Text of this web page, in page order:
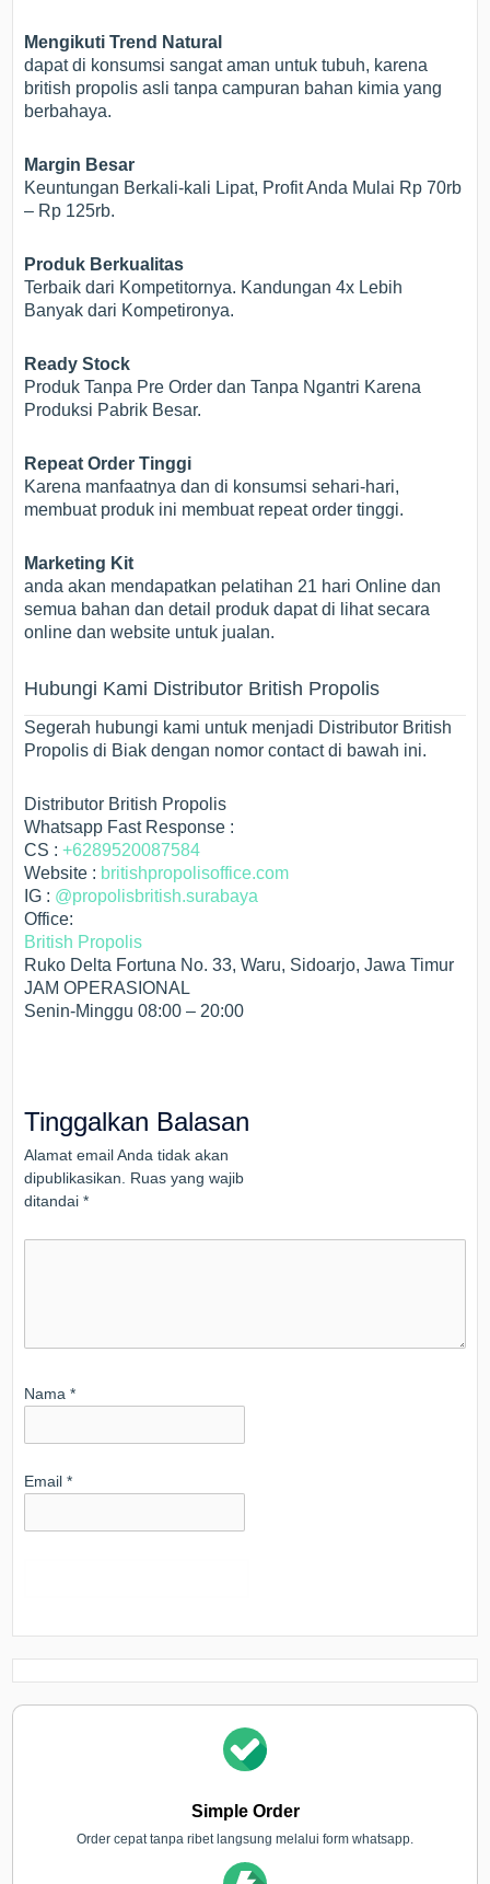
Mengikuti Trend Natural
dapat di konsumsi sangat aman untuk tubuh, karena
british propolis asli tanpa campuran bahan kimia yang
berbahaya.
Margin Besar
Keuntungan Berkali-kali Lipat, Profit Anda Mulai Rp 70rb
– Rp 125rb.
Produk Berkualitas
Terbaik dari Kompetitornya. Kandungan 4x Lebih
Banyak dari Kompetironya.
Ready Stock
Produk Tanpa Pre Order dan Tanpa Ngantri Karena
Produksi Pabrik Besar.
Repeat Order Tinggi
Karena manfaatnya dan di konsumsi sehari-hari,
membuat produk ini membuat repeat order tinggi.
Marketing Kit
anda akan mendapatkan pelatihan 21 hari Online dan
semua bahan dan detail produk dapat di lihat secara
online dan website untuk jualan.
Hubungi Kami Distributor British Propolis
Segerah hubungi kami untuk menjadi Distributor British
Propolis di Biak dengan nomor contact di bawah ini.
Distributor British Propolis
Whatsapp Fast Response :
CS :+6289520087584
Website : britishpropolisoffice.com
IG : @propolisbritish.surabaya
Office:
British Propolis
Ruko Delta Fortuna No. 33, Waru, Sidoarjo, Jawa Timur
JAM OPERASIONAL
Senin-Minggu 08:00 – 20:00
Tinggalkan Balasan
Alamat email Anda tidak akan
dipublikasikan.
Ruas yang wajib
ditandai*
Nama*
Email*
Simple Order
Order cepat tanpa ribet langsung melalui form whatsapp.